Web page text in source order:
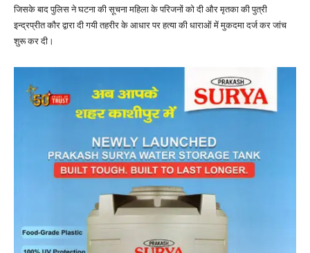
जिसके बाद पुलिस ने घटना की सूचना महिला के परिजनों को दी और मृतका की पुत्री
इन्द्रप्रीत कौर द्वारा दी गयी तहरीर के आधार पर हत्या की धाराओं में मुकदमा दर्ज कर जांच
शुरू कर दी।